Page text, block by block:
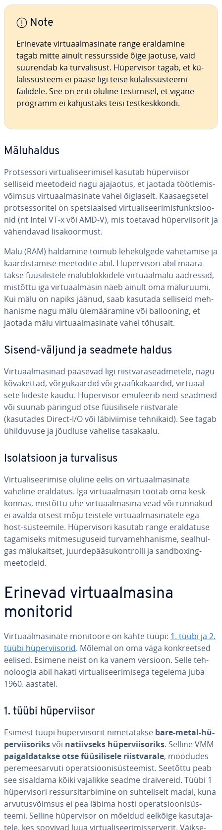
Note
Erinevate vir­tuaal­ma­si­nate range eral­da­mine
tagab mitte ainult res­surs­side õige jaotuse, vaid
suurendab ka tur­va­li­sust. Hü­per­vi­sor tagab, et kü­
la­lis­süs­teem ei pääse ligi teise kü­la­lis­süs­teemi
failidele. See on eriti oluline tes­ti­misel, et vigane
programm ei kah­jus­taks teisi test­kesk­kondi.
Mä­lu­hal­dus
Prot­ses­sori vir­tua­li­see­ri­misel kasutab hü­per­vii­sor
selliseid meetodeid nagu ajajaotus, et jaotada tööt­le­mis­
võim­sus vir­tuaal­ma­si­nate vahel õiglaselt. Kaas­aeg­se­tel
prot­ses­so­ri­tel on spet­siaal­sed vir­tua­li­see­ri­mis­funkt­sioo­
nid (nt Intel VT-x või AMD-V), mis toetavad hü­per­viisorit ja
vä­hen­da­vad li­sa­koor­must.
Mälu (RAM) haldamine toimub le­he­kül­gede va­he­ta­mise ja
kaar­dis­ta­mise meetodite abil. Hü­per­visori abil mää­ra­
takse füü­si­lis­tele mä­lub­lok­ki­dele vir­tuaal­mälu aadressid,
mistõttu iga vir­tuaal­ma­sin näeb ainult oma mäluruumi.
Kui mälu on napiks jäänud, saab kasutada selliseid meh­
ha­nisme nagu mälu üle­mää­ra­mine või bal­loo­ning, et
jaotada mälu vir­tuaal­ma­si­nate vahel tõhusalt.
Sisend-väljund ja seadmete haldus
Vir­tuaal­ma­si­nad pääsevad ligi riist­vara­sead­me­tele, nagu
kõ­va­kettad, võr­gu­kaar­did või graa­fi­ka­kaar­did, vir­tuaal­
sete liideste kaudu. Hü­per­vi­sor emuleerib neid seadmeid
või suunab päringud otse füü­si­li­sele riist­va­rale
(kasutades Direct-I/O või lä­bi­vii­mise tehnikaid). See tagab
ühil­du­vuse ja jõudluse vahelise tasakaalu.
Iso­lat­sioon ja tur­va­li­sus
Vir­tua­li­see­ri­mise oluline eelis on vir­tuaal­ma­si­nate
vaheline eraldatus. Iga vir­tuaal­ma­sin töötab oma kesk­
kon­nas, mistõttu ühe vir­tuaal­ma­sina vead või rünnakud
ei avalda otsest mõju teistele vir­tuaal­ma­si­na­tele ega
host-süs­tee­mile. Hü­per­visori kasutab range eral­da­tuse
ta­ga­miseks mit­me­su­gu­seid tur­va­meh­ha­nisme, seal­hul­
gas mä­lu­kait­set, juur­de­pää­su­kont­rolli ja sand­boxing-
meetodeid.
Erinevad vir­tuaal­ma­sina
monitorid
Vir­tuaal­ma­si­nate monitoore on kahte tüüpi: 1. tüübi ja 2.
tüübi hü­per­viiso­rid. Mõlemal on oma väga konk­reet­sed
eelised. Esimene neist on ka vanem versioon. Selle teh­
no­loo­gia abil hakati vir­tua­li­see­ri­mi­sega tegelema juba
1960. aastatel.
1. tüübi hü­per­vii­sor
Esimest tüüpi hü­per­viisorit ni­me­ta­takse bare-metal-hü­
per­viisoriksvõi na­tiiv­seks hü­per­viisoriks. Selline VMM
pai­gal­da­takse otse füü­si­li­sele riist­va­rale, möödudes
pe­re­mees­ar­vuti ope­rat­sioo­ni­süs­tee­mist. Seetõttu peab
see sisaldama kõiki vajalikke seadme drai­ve­reid. Tüübi 1
hü­per­visori res­sur­si­tar­bi­mine on suh­te­li­selt madal, kuna
ar­vu­tus­võim­sus ei pea läbima hosti ope­rat­sioo­ni­süs­
teemi. Selline hü­per­vi­sor on mõeldud eelkõige ka­su­ta­ja­
tele, kes soovivad luua vir­tua­li­see­ri­mis­ser­ve­rit. Väik­se­